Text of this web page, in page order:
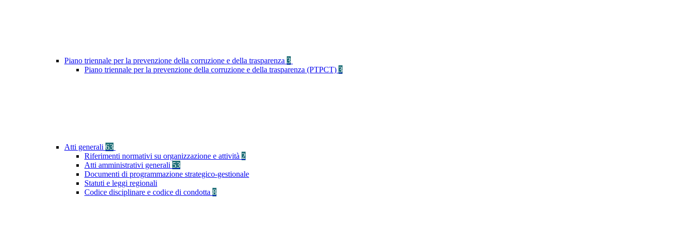
Piano triennale per la prevenzione della corruzione e della trasparenza 3
Piano triennale per la prevenzione della corruzione e della trasparenza (PTPCT) 3
Atti generali 63
Riferimenti normativi su organizzazione e attività 2
Atti amministrativi generali 53
Documenti di programmazione strategico-gestionale
Statuti e leggi regionali
Codice disciplinare e codice di condotta 8